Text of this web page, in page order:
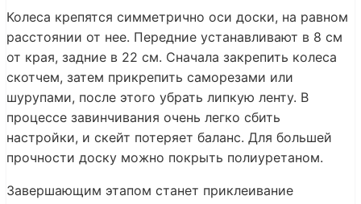
Колеса крепятся симметрично оси доски, на равном
расстоянии от нее. Передние устанавливают в 8 см
от края, задние в 22 см. Сначала закрепить колеса
скотчем, затем прикрепить саморезами или
шурупами, после этого убрать липкую ленту. В
процессе завинчивания очень легко сбить
настройки, и скейт потеряет баланс. Для большей
прочности доску можно покрыть полиуретаном.
Завершающим этапом станет приклеивание